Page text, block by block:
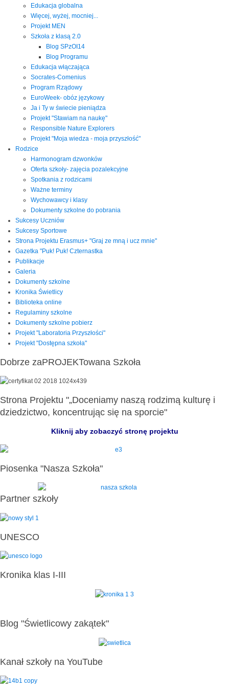
Edukacja globalna
Więcej, wyżej, mocniej...
Projekt MEN
Szkoła z klasą 2.0
Blog SPzOI14
Blog Programu
Edukacja włączająca
Socrates-Comenius
Program Rządowy
EuroWeek- obóz językowy
Ja i Ty w świecie pieniądza
Projekt "Stawiam na naukę"
Responsible Nature Explorers
Projekt "Moja wiedza - moja przyszłość"
Rodzice
Harmonogram dzwonków
Oferta szkoły- zajęcia pozalekcyjne
Spotkania z rodzicami
Ważne terminy
Wychowawcy i klasy
Dokumenty szkolne do pobrania
Sukcesy Uczniów
Sukcesy Sportowe
Strona Projektu Erasmus+ "Graj ze mną i ucz mnie"
Gazetka "Puk! Puk! Czternastka
Publikacje
Galeria
Dokumenty szkolne
Kronika Świetlicy
Biblioteka online
Regulaminy szkolne
Dokumenty szkolne pobierz
Projekt "Laboratoria Przyszłości"
Projekt "Dostępna szkoła"
Dobrze zaPROJEKTowana Szkoła
Strona Projektu "„Doceniamy naszą rodzimą kulturę i
dziedzictwo, koncentrując się na sporcie"
Kliknij aby zobaczyć stronę projektu
Piosenka "Nasza Szkoła"
Partner szkoły
UNESCO
Kronika klas I-III
Blog "Świetlicowy zakątek"
Kanał szkoły na YouTube